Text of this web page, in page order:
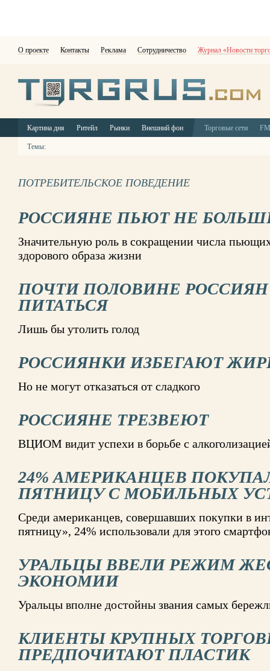
О проекте Контакты Реклама Сотрудничество Журнал «Новости
Картина дня Ритейл Рынки Внешний фон Торговые сети
Темы:
ПОТРЕБИТЕЛЬСКОЕ ПОВЕДЕНИЕ
РОССИЯНЕ ПЬЮТ НЕ
Значительную роль в сокращении числа
здорового образа жизни
ПОЧТИ ПОЛОВИНЕ
ПИТАТЬСЯ
Лишь бы утолить голод
РОССИЯНКИ ИЗБЕГАЮТ
Но не могут отказаться от сладкого
РОССИЯНЕ ТРЕЗВЕЮТ
ВЦИОМ видит успехи в борьбе с
24% АМЕРИКАНЦЕВ
ПЯТНИЦУ С МОБИЛЬНЫХ
Среди американцев, совершавших покупки в
пятницу», 24% использовали для этого
УРАЛЬЦЫ ВВЕЛИ РЕЖИМ
ЭКОНОМИИ
Уральцы вполне достойны звания самых
КЛИЕНТЫ КРУПНЫХ
ПРЕДПОЧИТАЮТ ПЛАСТИК